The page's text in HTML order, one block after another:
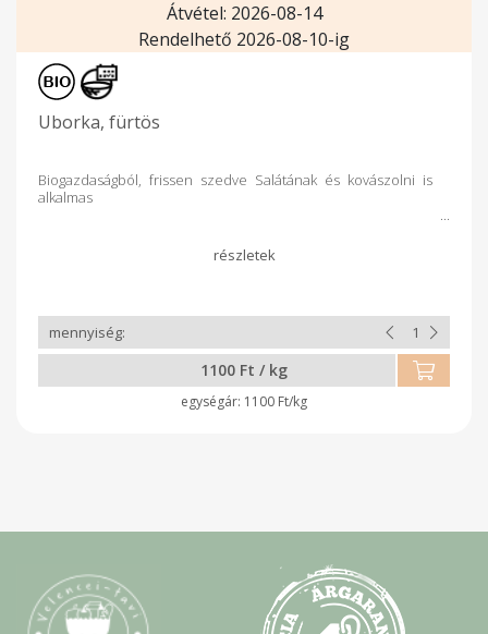
Átvétel: 2026-08-14
Rendelhető 2026-08-10-ig
Uborka, fürtös
Biogazdaságból, frissen szedve Salátának és kovászolni is
alkalmas
1100 Ft / kg
1100 Ft/kg